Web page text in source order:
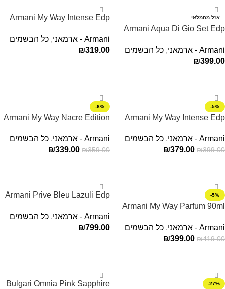
אזל מהמלאי
Armani Aqua Di Gio Set Edp
Armani - ארמאני
, כל הבשמים
₪399.00
Armani My Way Intense Edp
Armani - ארמאני
, כל הבשמים
₪319.00
-5%
Armani My Way Intense Edp
Armani - ארמאני
, כל הבשמים
₪399.00
₪379.00
-6%
Armani My Way Nacre Edition
Armani - ארמאני
, כל הבשמים
₪359.00
₪339.00
-5%
Armani My Way Parfum 90ml
Armani - ארמאני
, כל הבשמים
₪419.00
₪399.00
Armani Prive Bleu Lazuli Edp
Armani - ארמאני
, כל הבשמים
₪799.00
-27%
Bulgari Omnia Pink Sapphire